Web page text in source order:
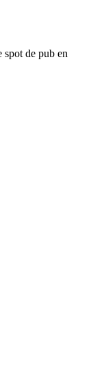
spot de pub en